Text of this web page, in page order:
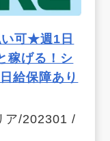
い可★週1日
稼げる！シ
給保障あり
ア/202301 /